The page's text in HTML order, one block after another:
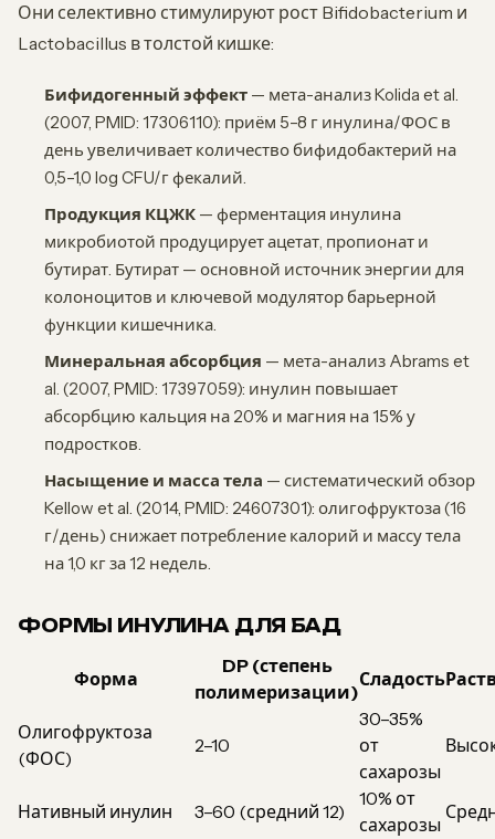
Они селективно стимулируют рост Bifidobacterium и
Lactobacillus в толстой кишке:
Бифидогенный эффект — мета-анализ Kolida et al.
(2007, PMID: 17306110): приём 5–8 г инулина/ФОС в
день увеличивает количество бифидобактерий на
0,5–1,0 log CFU/г фекалий.
Продукция КЦЖК — ферментация инулина
микробиотой продуцирует ацетат, пропионат и
бутират. Бутират — основной источник энергии для
колоноцитов и ключевой модулятор барьерной
функции кишечника.
Минеральная абсорбция — мета-анализ Abrams et
al. (2007, PMID: 17397059): инулин повышает
абсорбцию кальция на 20% и магния на 15% у
подростков.
Насыщение и масса тела — систематический обзор
Kellow et al. (2014, PMID: 24607301): олигофруктоза (16
г/день) снижает потребление калорий и массу тела
на 1,0 кг за 12 недель.
ФОРМЫ ИНУЛИНА ДЛЯ БАД
Форма
DP (степень
полимеризации)
Сладость
Олигофруктоза
(ФОС)
2–10
30–35%
от
сахарозы
Нативный инулин 3–60 (средний 12)
10% от
сахарозы